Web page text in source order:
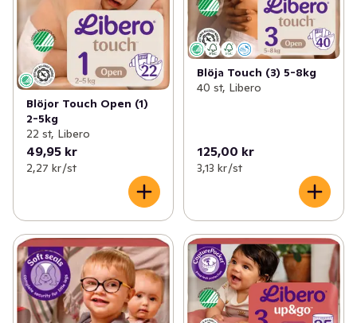
Blöjor Touch Open (1)
2-5kg
22 st, Libero
49,95 kr
2,27 kr /st
Blöja Touch (3) 5-8kg
40 st, Libero
125,00 kr
3,13 kr /st